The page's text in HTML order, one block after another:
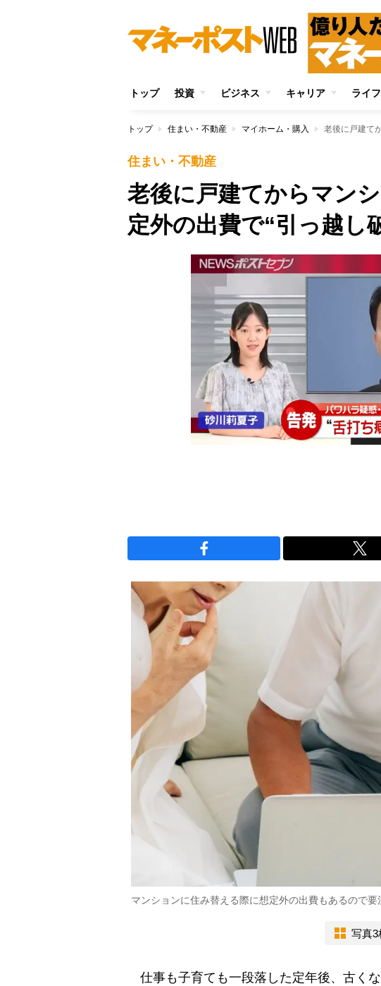
トップ 投資 ビジネス キャリア ライフ
トップ 住まい・不動産 マイホーム・購入
住まい・不動産
老後に戸建てからマン
定外の出費で“引っ越し
マンションに住み替える際に想定外の出費もあるので要
写真3
仕事も子育ても一段落した定年後、古く